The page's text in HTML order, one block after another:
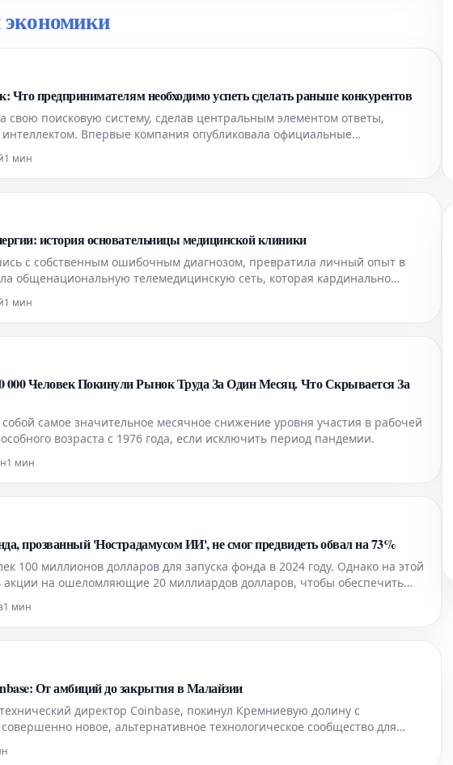
Что предпринимателям необходимо успеть сделать раньше конкурентов
свою поисковую систему, сделав центральным элементом ответы,
Впервые компания опубликовала официальные
оставаться заметным и сохранять видимость в этом новом формате
1 мин
история основательницы медицинской клиники
с собственным ошибочным диагнозом, превратила личный опыт в
общенациональную телемедицинскую сеть, которая кардинально
лечению и даже общественному восприятию заболеваний щитовидной
1 мин
Человек Покинули Рынок Труда За Один Месяц. Что Скрывается За
собой самое значительное месячное снижение уровня участия в рабочей
возраста с 1976 года, если исключить период пандемии.
1 мин
прозванный 'Нострадамусом ИИ', не смог предвидеть обвал на 73%
100 миллионов долларов для запуска фонда в 2024 году. Однако на этой
на ошеломляющие 20 миллиардов долларов, чтобы обеспечить
1 мин
От амбиций до закрытия в Малайзии
директор Coinbase, покинул Кремниевую долину с
новое, альтернативное технологическое сообщество для